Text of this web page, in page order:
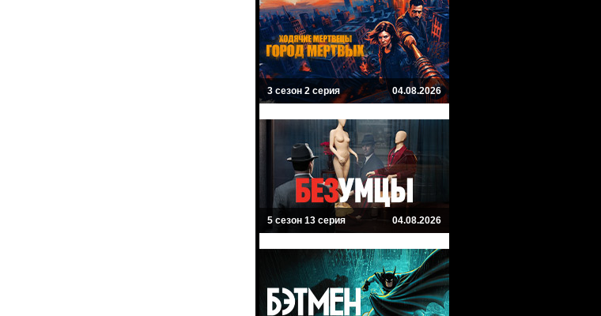
3 сезон 2 серия 04.08.2026
5 сезон 13 серия 04.08.2026